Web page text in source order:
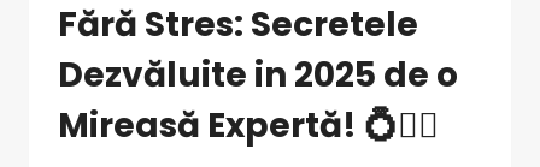
Fără Stres: Secretele
Dezvăluite in 2025 de o
Mireasă Expertă! 💍👰‍♀️